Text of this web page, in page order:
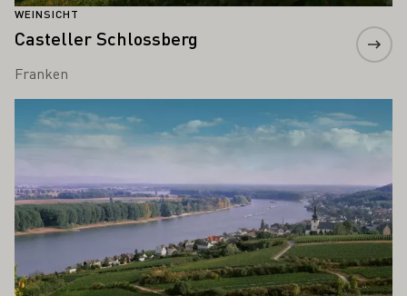
WEINSICHT
Casteller Schlossberg
Franken
Meer informatie